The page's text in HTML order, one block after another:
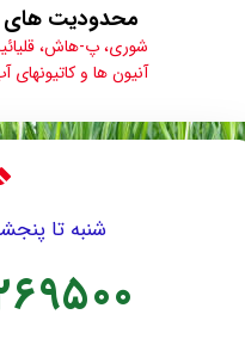
شوری، پ-هاش،
آنیون ها و کاتیونهای
محدودیت های
شنبه تا